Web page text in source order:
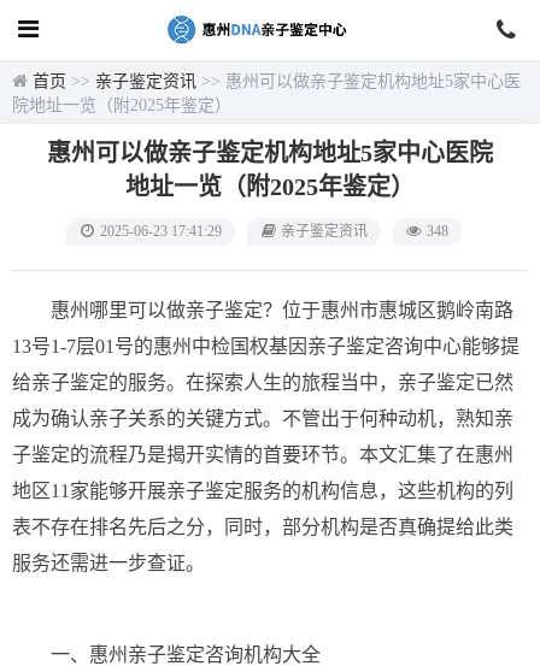
首页 >> 亲子鉴定资讯 >> 惠州可以做亲子鉴定机构地址5家中心医
院地址一览（附2025年鉴定）
惠州可以做亲子鉴定机构地址5家中心医院
地址一览（附2025年鉴定）
2025-06-23 17:41:29 亲子鉴定资讯 348
惠州哪里可以做亲子鉴定？位于惠州市惠城区鹅岭南路
13号1-7层01号的惠州中检国权基因亲子鉴定咨询中心能够提
给亲子鉴定的服务。在探索人生的旅程当中，亲子鉴定已然
成为确认亲子关系的关键方式。不管出于何种动机，熟知亲
子鉴定的流程乃是揭开实情的首要环节。本文汇集了在惠州
地区11家能够开展亲子鉴定服务的机构信息，这些机构的列
表不存在排名先后之分，同时，部分机构是否真确提给此类
服务还需进一步查证。
一、惠州亲子鉴定咨询机构大全